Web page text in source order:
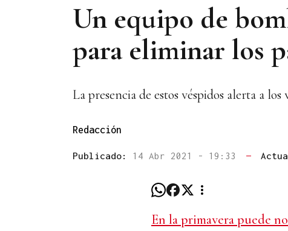
Un equipo de
para eliminar los
La presencia de estos véspidos alerta a
Redacción
Publicado: 14 Abr 2021 - 19:33 —
En la primavera puede